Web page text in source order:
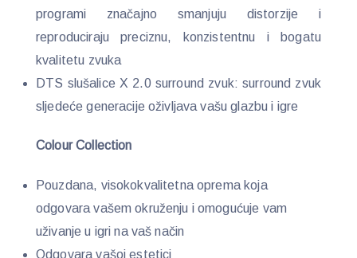
programi značajno smanjuju distorzije i
reproduciraju preciznu, konzistentnu i bogatu
kvalitetu zvuka
DTS slušalice X 2.0 surround zvuk: surround zvuk
sljedeće generacije oživljava vašu glazbu i igre
Colour Collection
Pouzdana, visokokvalitetna oprema koja
odgovara vašem okruženju i omogućuje vam
uživanje u igri na vaš način
Odgovara vašoj estetici